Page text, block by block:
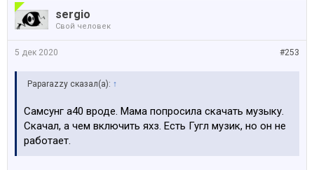
sergio
Свой человек
#253
5 дек 2020
Paparazzy сказал(а): ↑
Самсунг а40 вроде. Мама попросила скачать музыку.
Скачал, а чем включить яхз. Есть Гугл музик, но он не
работает.